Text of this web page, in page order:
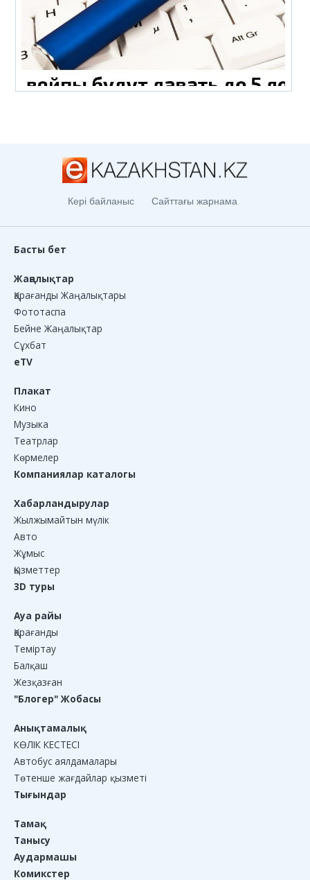
Кері байланыс Сайттағы жарнама
Басты бет
Жаңалықтар
Қарағанды Жаңалықтары
Фототаспа
Бейне Жаңалықтар
Сұхбат
eTV
Плакат
Кино
Музыка
Театрлар
Көрмелер
Компаниялар каталогы
Хабарландырулар
Жылжымайтын мүлік
Авто
Жұмыс
Қызметтер
3D туры
Ауа райы
Қарағанды
Теміртау
Балқаш
Жезқазған
"Блогер" Жобасы
Анықтамалық
КӨЛІК КЕСТЕСІ
Автобус аялдамалары
Төтенше жағдайлар қызметі
Тығындар
Тамақ
Танысу
Аудармашы
Комикстер